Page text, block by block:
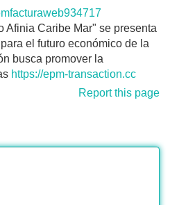
Afinia Caribe Mar" se presenta
el futuro económico de la
busca promover la
https://epm-transaction.cc
Report this page